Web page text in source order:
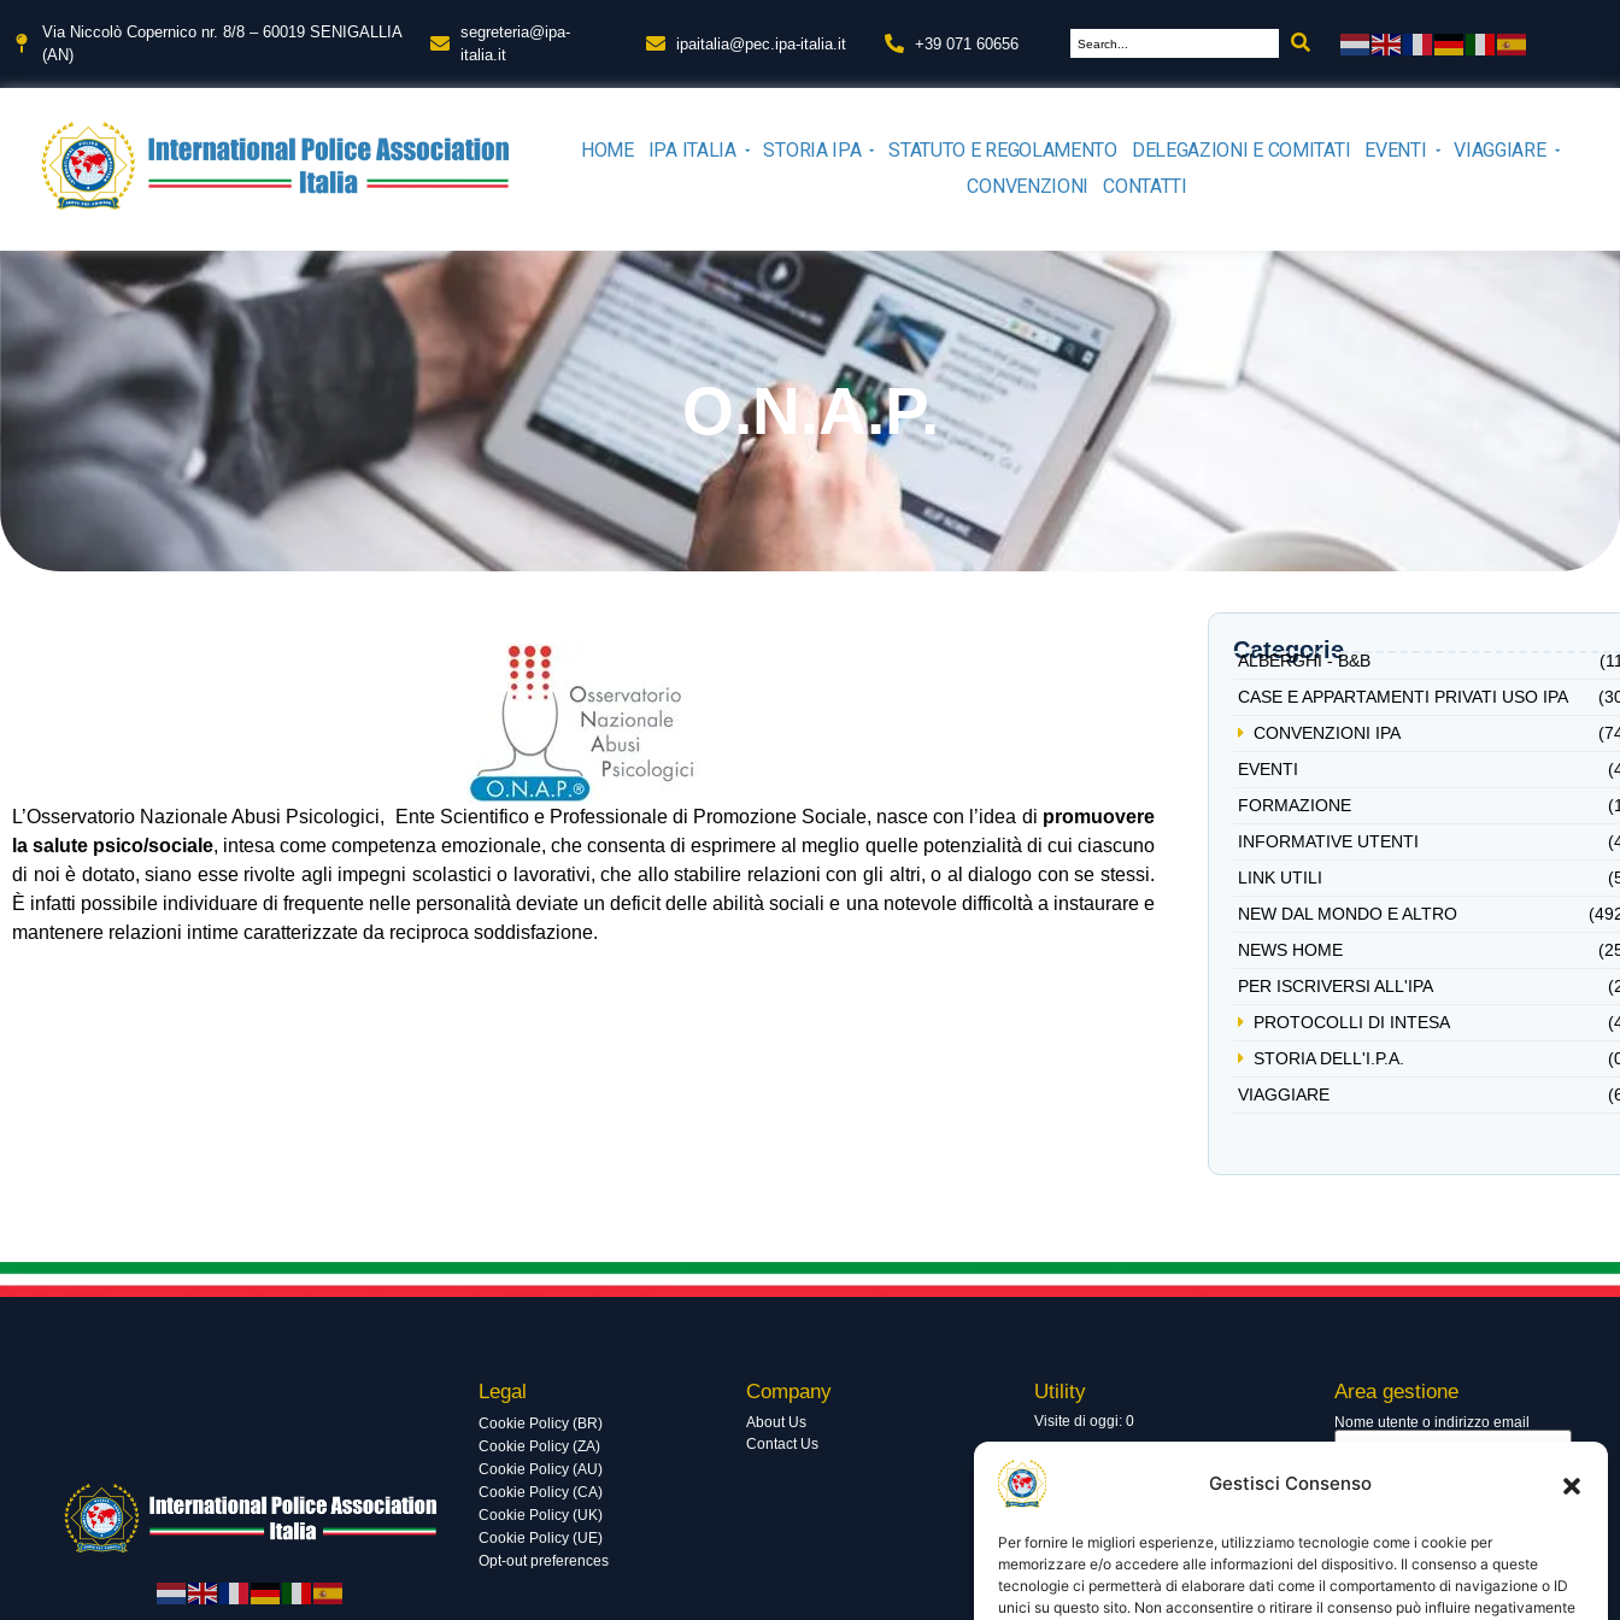
Gestisci Consenso
Per fornire le migliori esperienze, utilizziamo tecnologie come i cookie per
memorizzare e/o accedere alle informazioni del dispositivo. Il consenso a queste
tecnologie ci permetterà di elaborare dati come il comportamento di navigazione o ID
unici su questo sito. Non acconsentire o ritirare il consenso può influire negativamente
Via Niccolò Copernico nr. 8/8 – 60019 SENIGALLIA
(AN)
segreteria@ipa-
italia.it
ipaitalia@pec.ipa-italia.it +39 071 60656
HOME IPA ITALIA STORIA IPA STATUTO E REGOLAMENTO DELEGAZIONI E COMITATI EVENTI
VIAGGIARE
CONVENZIONI
CONTATTI
O.N.A.P.
L’Osservatorio Nazionale Abusi Psicologici, Ente Scientifico e Professionale di Promozione Sociale, nasce con l’idea di promuovere
la salute psico/sociale, intesa come competenza emozionale, che consenta di esprimere al meglio quelle potenzialità di cui ciascuno
di noi è dotato, siano esse rivolte agli impegni scolastici o lavorativi, che allo stabilire relazioni con gli altri, o al dialogo con se stessi.
È infatti possibile individuare di frequente nelle personalità deviate un deficit delle abilità sociali e una notevole difficoltà a instaurare e
mantenere relazioni intime caratterizzate da reciproca soddisfazione.
Categorie
ALBERGHI - B&B
CASE E APPARTAMENTI PRIVATI USO IPA
CONVENZIONI IPA
EVENTI
FORMAZIONE
INFORMATIVE UTENTI
LINK UTILI
NEW DAL MONDO E ALTRO
NEWS HOME
PER ISCRIVERSI ALL'IPA
PROTOCOLLI DI INTESA
STORIA DELL'I.P.A.
VIAGGIARE
Legal
Cookie Policy (BR)
Cookie Policy (ZA)
Cookie Policy (AU)
Cookie Policy (CA)
Cookie Policy (UK)
Cookie Policy (UE)
Opt-out preferences
Company
About Us
Contact Us
Utility
Visite di oggi: 0
Visite totali: 13748
Area gestione
Nome utente o indirizzo email
Ricordami